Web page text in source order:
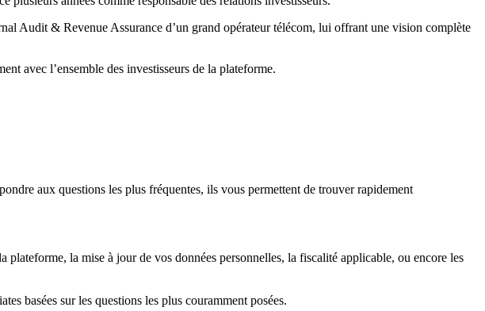
Audit & Revenue Assurance d’un grand opérateur télécom, lui offrant une vision complète
avec l’ensemble des investisseurs de la plateforme.
aux questions les plus fréquentes, ils vous permettent de trouver rapidement
la mise à jour de vos données personnelles, la fiscalité applicable, ou encore les
basées sur les questions les plus couramment posées.